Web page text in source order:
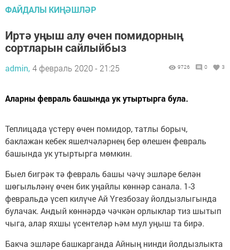
ФАЙДАЛЫ КИҢӘШЛӘР
Иртә уңыш алу өчен помидорның
сортларын сайлыйбыз
admin, 4 февраль 2020 - 21:25 9726 0 3
Аларны февраль башында ук утыртырга була.
Теплицада үстерү өчен помидор, татлы борыч,
баклажан кебек яшелчәләрнең бер өлешен февраль
башында ук утыртырга мөмкин.
Быел бигрәк тә февраль башы чәчү эшләре белән
шөгыльләнү өчен бик уңайлы көннәр санала. 1-3
февральдә үсеп килүче Ай Үгезбозау йолдызлыгында
булачак. Андый көннәрдә чәчкән орлыклар тиз шытып
чыга, алар яхшы үсентеләр һәм мул уңыш та бирә.
Бакча эшләре башкарганда Айның нинди йолдызлыкта